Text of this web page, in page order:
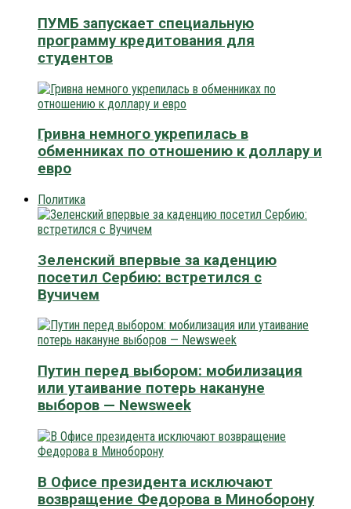
ПУМБ запускает специальную
программу кредитования для
студентов
Гривна немного укрепилась в
обменниках по отношению к доллару и
евро
Политика
Зеленский впервые за каденцию
посетил Сербию: встретился с
Вучичем
Путин перед выбором: мобилизация
или утаивание потерь накануне
выборов — Newsweek
В Офисе президента исключают
возвращение Федорова в Миноборону